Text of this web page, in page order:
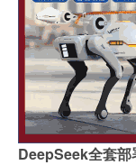
DeepSeek全套